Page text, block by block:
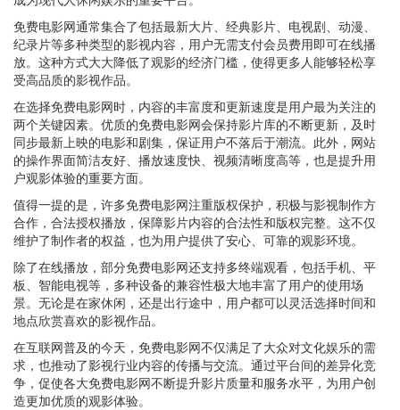
免费电影网通常集合了包括最新大片、经典影片、电视剧、动漫、
纪录片等多种类型的影视内容，用户无需支付会员费用即可在线播
放。这种方式大大降低了观影的经济门槛，使得更多人能够轻松享
受高品质的影视作品。
在选择免费电影网时，内容的丰富度和更新速度是用户最为关注的
两个关键因素。优质的免费电影网会保持影片库的不断更新，及时
同步最新上映的电影和剧集，保证用户不落后于潮流。此外，网站
的操作界面简洁友好、播放速度快、视频清晰度高等，也是提升用
户观影体验的重要方面。
值得一提的是，许多免费电影网注重版权保护，积极与影视制作方
合作，合法授权播放，保障影片内容的合法性和版权完整。这不仅
维护了制作者的权益，也为用户提供了安心、可靠的观影环境。
除了在线播放，部分免费电影网还支持多终端观看，包括手机、平
板、智能电视等，多种设备的兼容性极大地丰富了用户的使用场
景。无论是在家休闲，还是出行途中，用户都可以灵活选择时间和
地点欣赏喜欢的影视作品。
在互联网普及的今天，免费电影网不仅满足了大众对文化娱乐的需
求，也推动了影视行业内容的传播与交流。通过平台间的差异化竞
争，促使各大免费电影网不断提升影片质量和服务水平，为用户创
造更加优质的观影体验。